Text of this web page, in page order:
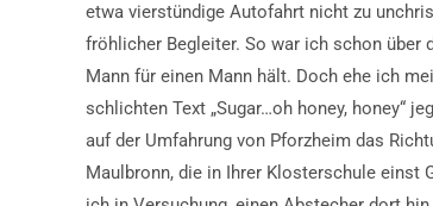
etwa vierstündige Autofahrt nicht zu
fröhlicher Begleiter. So war ich schon über
Mann für einen Mann hält. Doch ehe ich
schlichten Text „Sugar…oh honey, honey“
auf der Umfahrung von Pforzheim das
Maulbronn, die in Ihrer Klosterschule einst